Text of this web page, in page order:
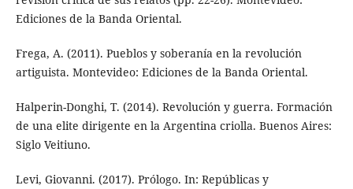
Ediciones de la Banda Oriental.
Frega, A. (2011). Pueblos y soberanía en la revolución
artiguista. Montevideo: Ediciones de la Banda Oriental.
Halperin-Donghi, T. (2014). Revolución y guerra. Formación
de una elite dirigente en la Argentina criolla. Buenos Aires:
Siglo Veitiuno.
Levi, Giovanni. (2017). Prólogo. In: Repúblicas y